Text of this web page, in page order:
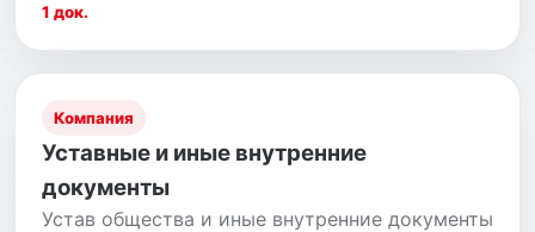
1 док.
Компания
Уставные и иные внутренние
документы
Устав общества и иные внутренние документы